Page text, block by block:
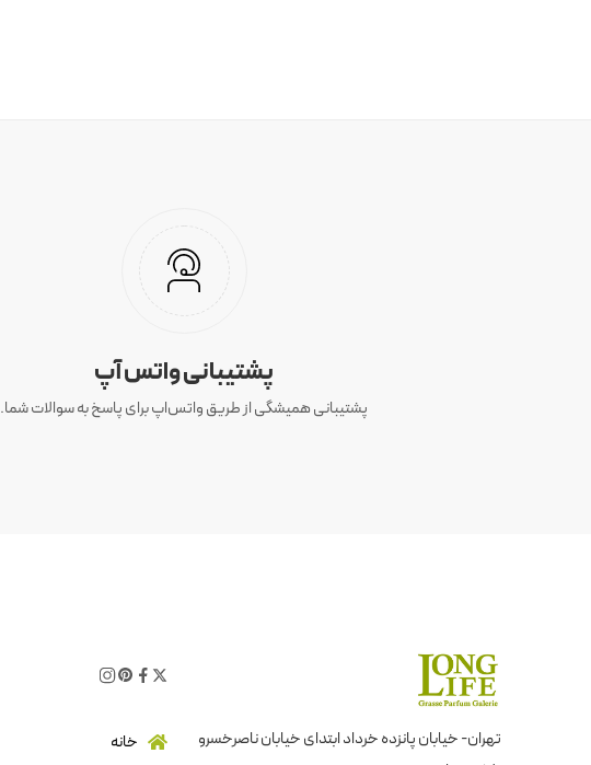
پشتیبانی واتس آپ
پشتیبانی همیشگی از طریق واتس‌اپ برای پاسخ به سوالات شما.
تهران- خیابان پانزده خرداد ابتدای خیابان ناصرخسرو
خانه